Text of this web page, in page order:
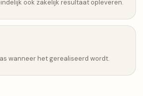
ook zakelijk resultaat opleveren.
wanneer het gerealiseerd wordt.